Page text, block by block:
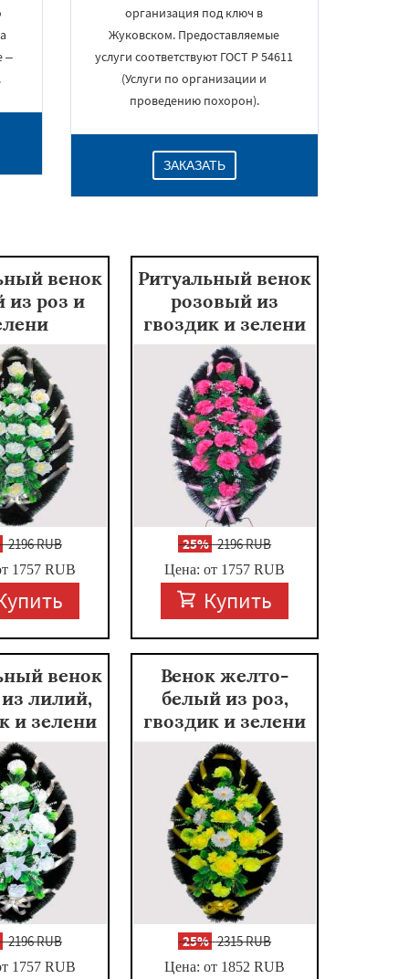
–
организация под ключ в
Жуковском. Предоставляемые
услуги соответствуют ГОСТ Р 54611
(Услуги по организации и
проведению похорон).
ЗАКАЗАТЬ
венок
из роз и
2196 RUB
1757 RUB
Ритуальный венок
розовый из
гвоздик и зелени
-25%2196 RUB
Цена: от 1757 RUB
Купить
венок
лилий,
и зелени
2196 RUB
1757 RUB
Венок желто-
белый из роз,
гвоздик и зелени
-25%2315 RUB
Цена: от 1852 RUB